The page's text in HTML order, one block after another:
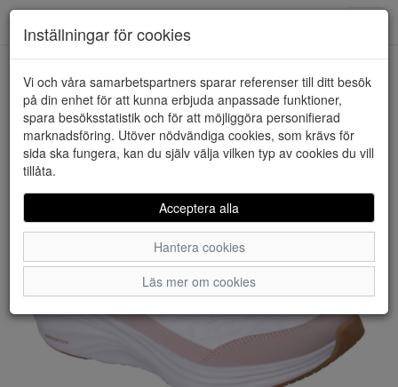
HEM SKECHERS
Inställningar för cookies
Vi och våra samarbetspartners sparar referenser till ditt besök
på din enhet för att kunna erbjuda anpassade funktioner,
spara besöksstatistik och för att möjliggöra personifierad
marknadsföring. Utöver nödvändiga cookies, som krävs för
sida ska fungera, kan du själv välja vilken typ av cookies du vill
tillåta.
Acceptera alla
Hantera cookies
Läs mer om cookies